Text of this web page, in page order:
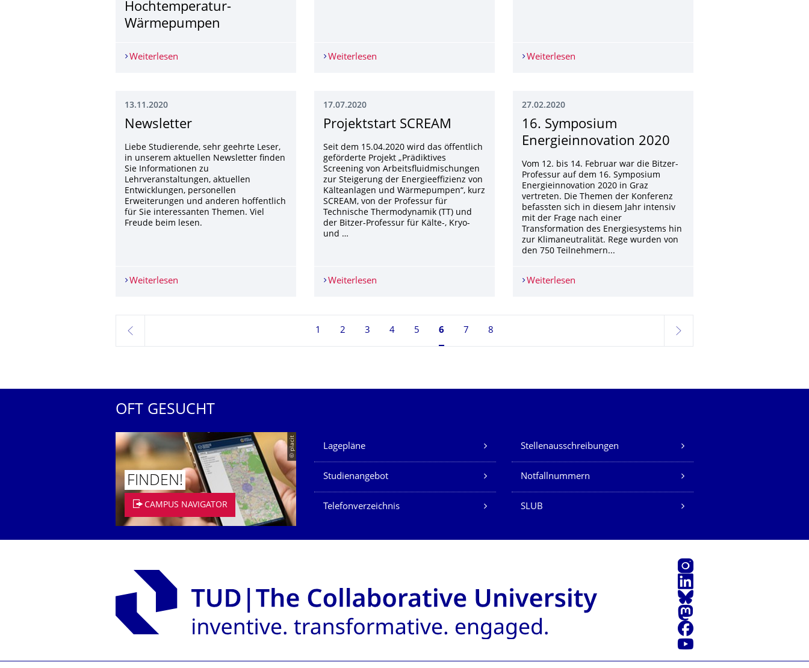
Hochtemperatur-
Wärmepumpen
Weiterlesen Humboldt-Stipendiat forscht an umweltfreundlichen Kältemitteln für Hochtemperatur-Wärmepumpen
Weiterlesen Weiterlesen
13.11.2020
Newsletter
Liebe Studierende, sehr geehrte Leser,
in unserem aktuellen Newsletter finden
Sie Informationen zu
Lehrveranstaltungen, aktuellen
Entwicklungen, personellen
Erweiterungen und anderen hoffentlich
für Sie interessanten Themen. Viel
Freude beim lesen.
Weiterlesen
17.07.2020
Projektstart SCREAM
Seit dem 15.04.2020 wird das öffentlich
geförderte Projekt „Prädiktives
Screening von Arbeitsfluidmischungen
zur Steigerung der Energieeffizienz von
Kälteanlagen und Wärmepumpen“, kurz
SCREAM, von der Professur für
Technische Thermodynamik (TT) und
der Bitzer-Professur für Kälte-, Kryo-
und …
Weiterlesen
27.02.2020
16. Symposium
Energieinnovation 2020
Vom 12. bis 14. Februar war die Bitzer-
Professur auf dem 16. Symposium
Energieinnovation 2020 in Graz
vertreten. Die Themen der Konferenz
befassten sich in diesem Jahr intensiv
mit der Frage nach einer
Transformation des Energiesystems hin
zur Klimaneutralität. Rege wurden von
den 750 Teilnehmern...
Weiterlesen
zurück
1 2 3 4 5 Seite 6, aktuell ausgewählt
6 7 8
weiter
OFT GESUCHT
© placit
FINDEN!
CAMPUS NAVIGATOR
Unsere Dienste
Lagepläne Stellenausschreibungen
Studienangebot Notfallnummern
Telefonverzeichnis SLUB
Instagram
LinkedIn
Bluesky
Mastodon
Facebook
Youtube